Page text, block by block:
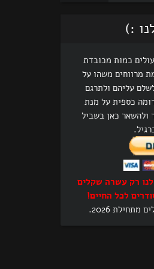
:)
כמות מכובדת
מרווחים משהו על
עליהם ולתרגם
כספית על מנת
ולהשאר כאן בשביל
רק עשרה שקלים
לכל החיים!